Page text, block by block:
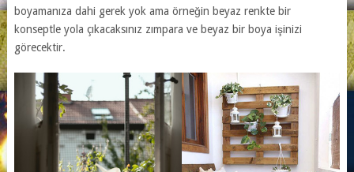
boyamanıza dahi gerek yok ama örneğin beyaz renkte bir
konseptle yola çıkacaksınız zımpara ve beyaz bir boya işinizi
görecektir.